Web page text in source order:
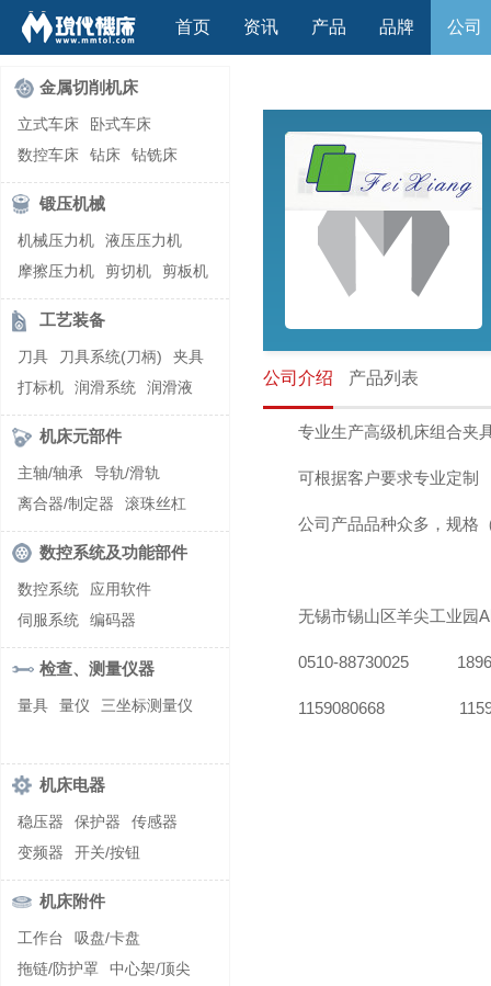
首页 资讯 产品 品牌 公司
金属切削机床
立式车床
卧式车床
数控车床
钻床
钻铣床
立式镗(铣)床
卧式镗(铣)床
龙门铣镗床
立式铣床
卧式铣床
雕刻机
平面磨床
外圆磨床
内圆磨床
龙门磨床
滚齿机\铣齿机
刨床
带锯床
车削加工中心
立式加工中心
卧式加工中心
龙门加工中心
激光快速成型
组合机床
螺纹加工机床
锻压机械
机械压力机
液压压力机
摩擦压力机
剪切机
剪板机
自动锻压机
折弯机
弯管机
快速成型机
工艺装备
刀具 刀具系统(刀柄)
夹具
打标机
润滑系统
润滑液
切削液
刃磨机
机床元部件
主轴/轴承
导轨/滑轨
离合器/制定器
滚珠丝杠
齿轮/减速器
数控系统及功能部件
数控系统
应用软件
伺服系统
编码器
检查、测量仪器
量具 量仪 三坐标测量仪
机床电器
稳压器 保护器
传感器
变频器
开关/按钮
机床附件
工作台
吸盘/卡盘
拖链/防护罩
中心架/顶尖
公司介绍 产品列表
专业生产高级机床组合夹
可根据客户要求专业定制
公司产品品种众多，规格
无锡市锡山区羊尖工业园
0510-88730025
1159080668